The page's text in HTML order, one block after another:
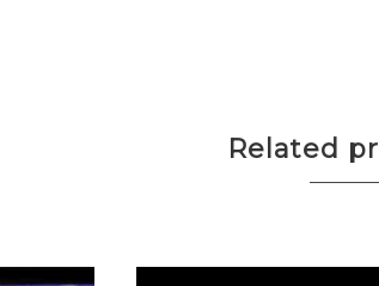
Related